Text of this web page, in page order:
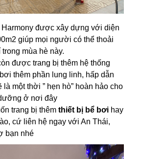
được xây dựng với diện
giúp mọi người có thể thoải
mùa hè này.
được trang bị thêm hệ thống
thêm phần lung linh, hấp dẫn
là một thời ” hẹn hò” hoàn hảo cho
ở nơi đây
trang bị thêm thiết bị bể bơi hay
cứ liên hệ ngay với An Thái,
bạn nhé